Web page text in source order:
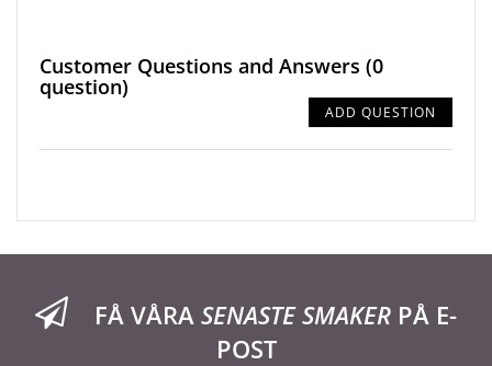
Customer Questions and Answers (0
question)
ADD QUESTION
FÅ VÅRA SENASTE SMAKER PÅ E-
POST